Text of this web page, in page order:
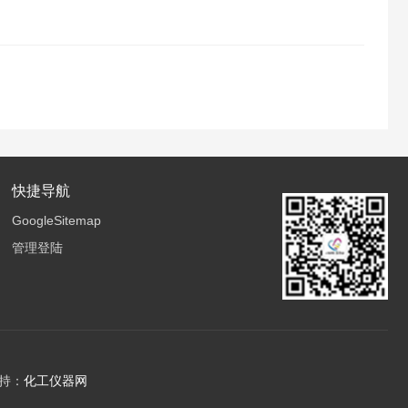
快捷导航
GoogleSitemap
管理登陆
： 化工仪器网